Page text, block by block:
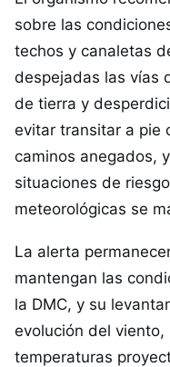
sobre las
techos y canaletas
despejadas las vías
de tierra y
evitar transitar a pie
caminos anegados,
situaciones de
meteorológicas se
La alerta
mantengan las
la DMC, y su
evolución del
temperaturas